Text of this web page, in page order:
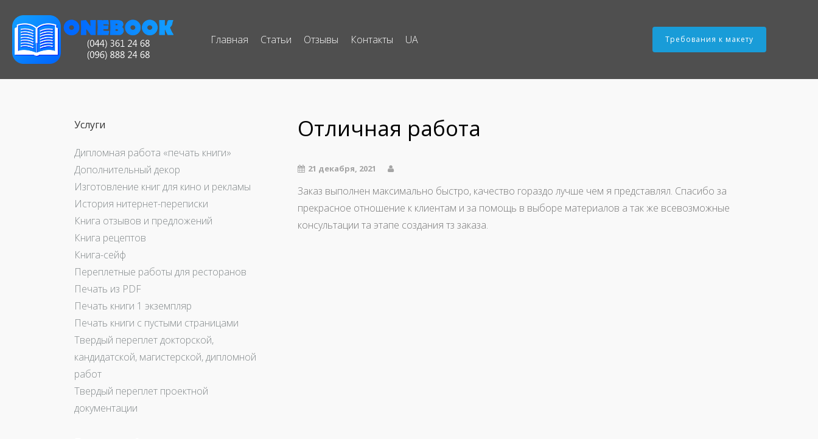
Главная Статьи Отзывы Контакты UA Требования к макету
Отличная работа
21 декабря, 2021
Заказ выполнен максимально быстро, качество гораздо лучше чем я представлял. Спасибо за
прекрасное отношение к клиентам и за помощь в выборе материалов а так же всевозможные
консультации та этапе создания тз заказа.
Услуги
Дипломная работа «печать книги»
Дополнительный декор
Изготовление книг для кино и рекламы
История нитернет-переписки
Книга отзывов и предложений
Книга рецептов
Книга-сейф
Переплетные работы для ресторанов
Печать из PDF
Печать книги 1 экземпляр
Печать книги с пустыми страницами
Твердый переплет докторской,
кандидатской, магистерской, дипломной
работ
Твердый переплет проектной
документации